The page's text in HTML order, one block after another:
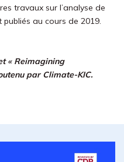
travaux sur l’analyse de
au cours de 2019.
« Reimagining
par Climate-KIC.